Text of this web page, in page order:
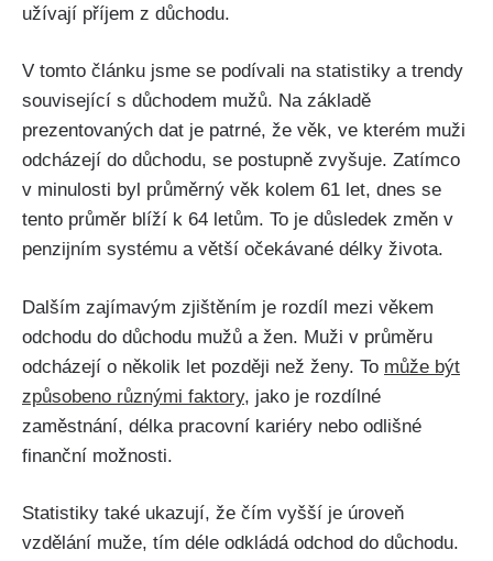
užívají příjem z důchodu.
V tomto článku jsme se podívali na statistiky a trendy
související s důchodem mužů. Na základě
prezentovaných dat je patrné, že věk, ve kterém muži
odcházejí do důchodu, se postupně zvyšuje. Zatímco
v minulosti byl průměrný věk kolem 61 let, dnes se
tento průměr blíží k 64 letům. To je důsledek změn v
penzijním systému a větší očekávané délky života.
Dalším zajímavým zjištěním je rozdíl mezi věkem
odchodu do důchodu mužů a žen. Muži v průměru
odcházejí o několik let později než ženy. To může být
způsobeno různými faktory, jako je rozdílné
zaměstnání, délka pracovní kariéry nebo odlišné
finanční možnosti.
Statistiky také ukazují, že čím vyšší je úroveň
vzdělání muže, tím déle odkládá odchod do důchodu.